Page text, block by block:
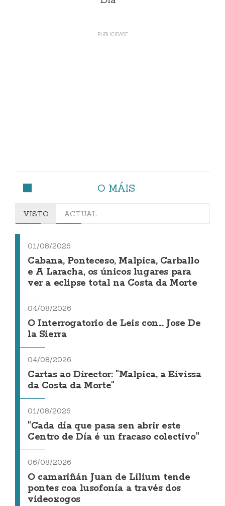
O MÁIS
VISTO ACTUAL
01/08/2026
Cabana, Ponteceso, Malpica, Carballo
e A Laracha, os únicos lugares para
ver a eclipse total na Costa da Morte
04/08/2026
O Interrogatorio de Leis con... Jose De
la Sierra
04/08/2026
Cartas ao Director: "Malpica, a Eivissa
da Costa da Morte"
01/08/2026
"Cada día que pasa sen abrir este
Centro de Día é un fracaso colectivo"
06/08/2026
O camariñán Juan de Lilium tende
pontes coa lusofonía a través dos
videoxogos